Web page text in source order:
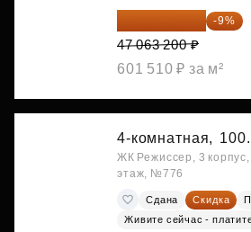
42 827 512 ₽ -9%
47 063 200 ₽
601 510 ₽ за м²
4-комнатная,
ЖК Режиссер, 3 корпус,
этаж, №776
Сдана Скидка
Живите сейчас -